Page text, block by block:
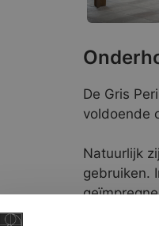
De Gris
voldoende
Natuurlijk
gebruiken.